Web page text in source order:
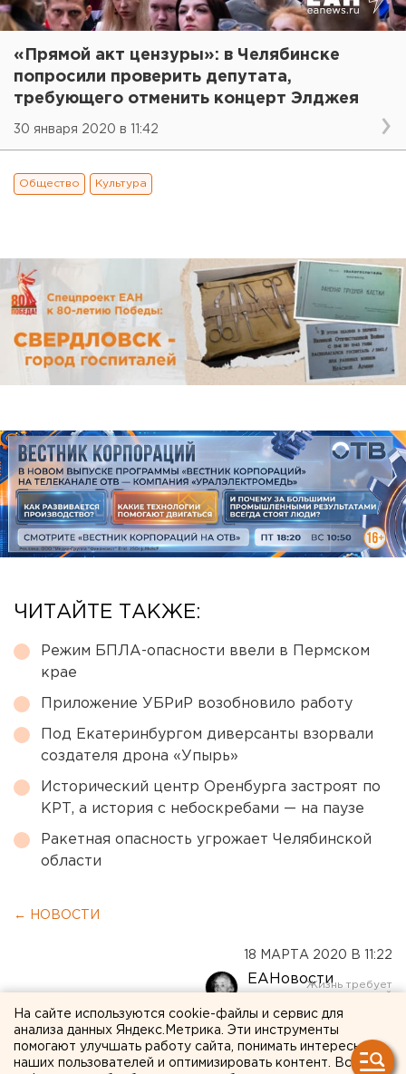
«Прямой акт цензуры»: в Челябинске
попросили проверить депутата,
требующего отменить концерт Элджея
30 января 2020 в 11:42
Общество Культура
ЧИТАЙТЕ ТАКЖЕ:
Режим БПЛА-опасности ввели в Пермском
крае
Приложение УБРиР возобновило работу
Под Екатеринбургом диверсанты взорвали
создателя дрона «Упырь»
Исторический центр Оренбурга застроят по
КРТ, а история с небоскребами — на паузе
Ракетная опасность угрожает Челябинской
области
← НОВОСТИ
18 МАРТА 2020 В 11:22
ЕАНовости
В Свердловской области
введены экстренные
На сайте используются cookie-файлы и сервис для
анализа данных Яндекс.Метрика. Эти инструменты
помогают улучшать работу сайта, понимать интересы
наших пользователей и оптимизировать контент. Вся